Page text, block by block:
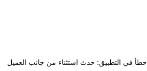
خطأ في التطبيق: حدث استثناء من جانب العميل